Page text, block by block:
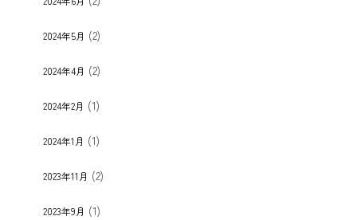
2024年5月 (2)
2024年4月 (2)
2024年2月 (1)
2024年1月 (1)
2023年11月 (2)
2023年9月 (1)